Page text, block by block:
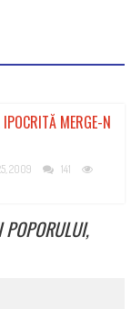
MERGE-N
2009
141